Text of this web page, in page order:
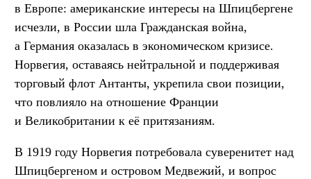
в Европе: американские интересы на Шпицбергене
исчезли, в России шла Гражданская война,
а Германия оказалась в экономическом кризисе.
Норвегия, оставаясь нейтральной и поддерживая
торговый флот Антанты, укрепила свои позиции,
что повлияло на отношение Франции
и Великобритании к её притязаниям.
В 1919 году Норвегия потребовала суверенитет над
Шпицбергеном и островом Медвежий, и вопрос